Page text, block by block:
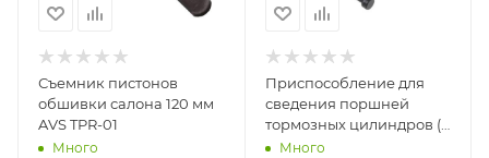
Съемник пистонов
обшивки салона 120 мм
AVS TPR-01
Много
Приспособление для
сведения поршней
тормозных цилиндров (3
предмета) AVS DBC-02
Много